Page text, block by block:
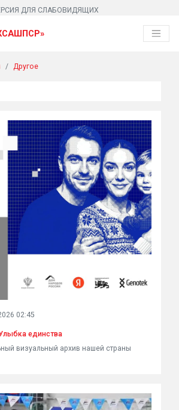
ДЛЯ СЛАБОВИДЯЩИХ
Другое
02:45
единства
визуальный архив нашей страны